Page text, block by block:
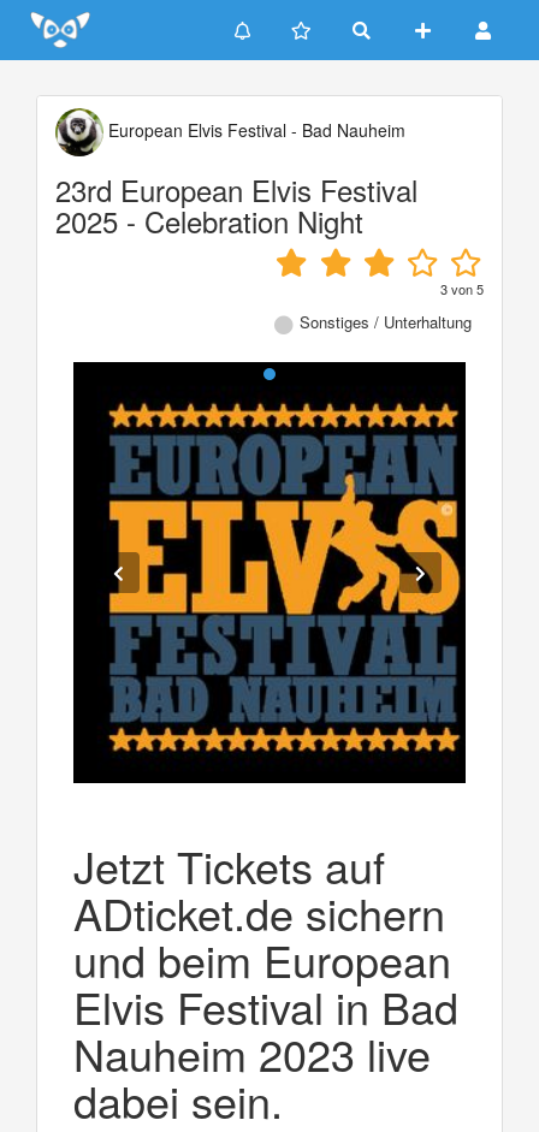
Update cookies preferences
European Elvis Festival - Bad Nauheim
23rd European Elvis Festival
2025 - Celebration Night
3von5
Sonstiges / Unterhaltung
Jetzt Tickets auf
ADticket.de sichern
und beim European
Elvis Festival in Bad
Nauheim 2023 live
dabei sein.